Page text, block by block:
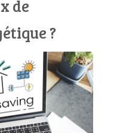
de
?